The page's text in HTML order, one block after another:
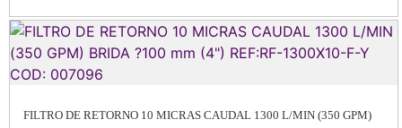
FILTRO DE RETORNO 10 MICRAS CAUDAL 1300 L/MIN (350 GPM)